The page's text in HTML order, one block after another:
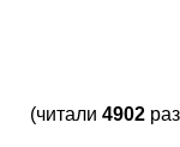
(читали 4902